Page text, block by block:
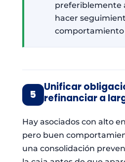
preferiblemente
hacer
comportamiento
5
Unificar
refinanciar a
Hay asociados con alto
pero buen
una consolidación